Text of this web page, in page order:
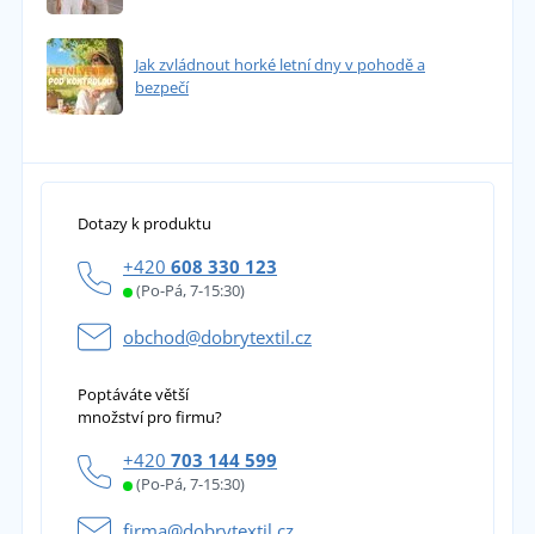
Jak zvládnout horké letní dny v pohodě a
bezpečí
Dotazy k produktu
+420 608 330 123
(Po-Pá, 7-15:30)
obchod@dobrytextil.cz
Poptáváte větší
množství pro firmu?
+420 703 144 599
(Po-Pá, 7-15:30)